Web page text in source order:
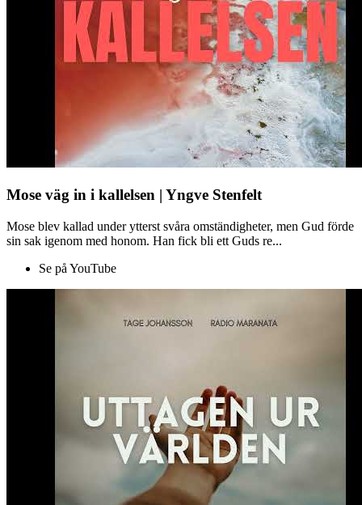
Mose väg in i kallelsen | Yngve Stenfelt
Mose blev kallad under ytterst svåra omständigheter, men Gud förde
sin sak igenom med honom. Han fick bli ett Guds re...
Se på YouTube